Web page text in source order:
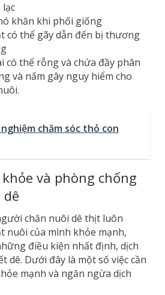
khăn khi phối giống
có thể gãy dẫn đến bị thương
có thể rỗng và chứa đầy phân
và nấm gây nguy hiểm cho
chăm sóc thỏ con
và phòng chống
chăn nuôi dê thịt luôn
nuôi của mình khỏe mạnh,
điều kiện nhất định, dịch
dê. Dưới đây là một số việc cần
mạnh và ngăn ngừa dịch